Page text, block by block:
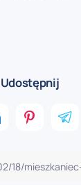
Udostępnij